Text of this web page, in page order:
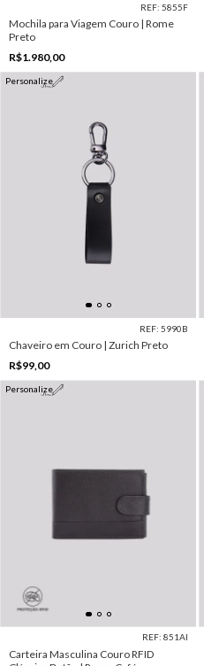
REF: 5855F
Mochila para Viagem Couro | Rome
Preto
R$1.980,00
Personalize
REF: 5990B
Chaveiro em Couro | Zurich Preto
R$99,00
Personalize
REF: 851AI
Carteira Masculina Couro RFID